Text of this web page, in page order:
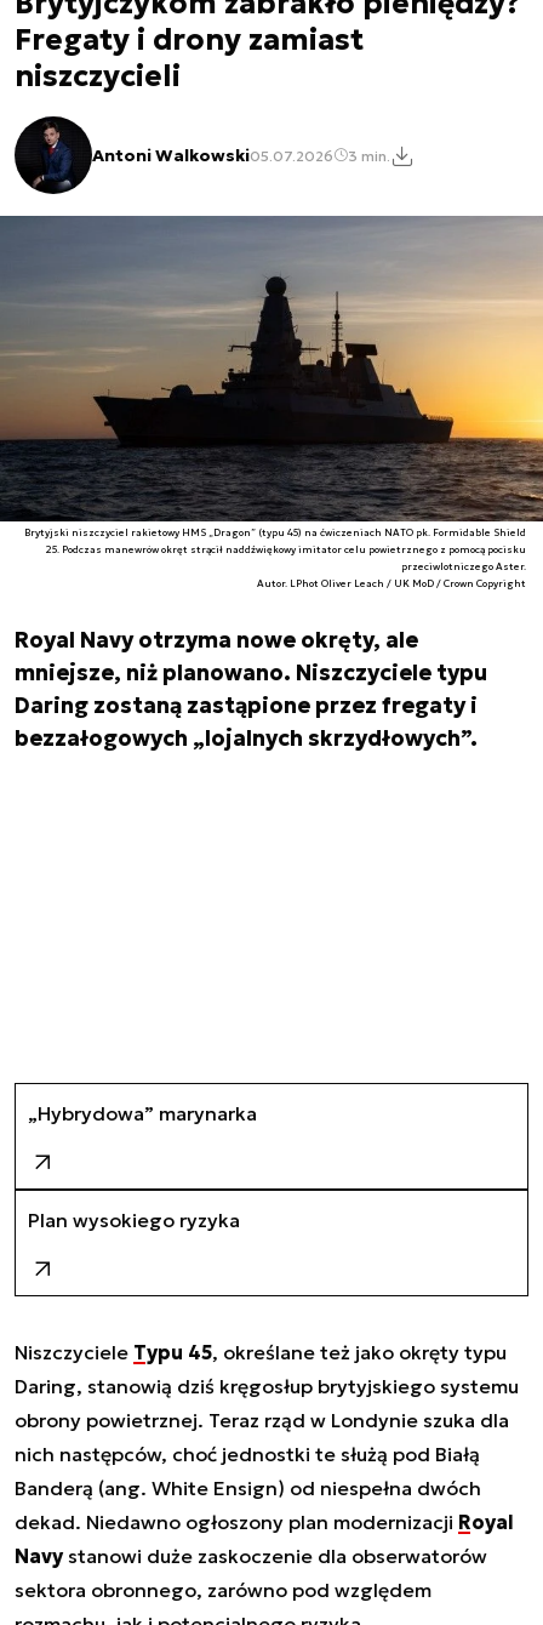
Fregaty i drony zamiast
niszczycieli
Antoni Walkowski05.07.2026 3 min.
Brytyjski niszczyciel rakietowy HMS „Dragon” (typu 45) na ćwiczeniach NATO pk. Formidable Shield
25. Podczas manewrów okręt strącił naddźwiękowy imitator celu powietrznego z pomocą pocisku
przeciwlotniczego Aster.
Autor. LPhot Oliver Leach / UK MoD / Crown Copyright
Royal Navy otrzyma nowe okręty, ale
mniejsze, niż planowano. Niszczyciele typu
Daring zostaną zastąpione przez fregaty i
bezzałogowych „lojalnych skrzydłowych”.
„Hybrydowa” marynarka
Plan wysokiego ryzyka
Niszczyciele Typu 45, określane też jako okręty typu
Daring, stanowią dziś kręgosłup brytyjskiego systemu
obrony powietrznej. Teraz rząd w Londynie szuka dla
nich następców, choć jednostki te służą pod Białą
Banderą (ang. White Ensign) od niespełna dwóch
dekad. Niedawno ogłoszony plan modernizacji Royal
Navystanowi duże zaskoczenie dla obserwatorów
sektora obronnego, zarówno pod względem